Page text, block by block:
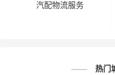
汽配物流服务
热门